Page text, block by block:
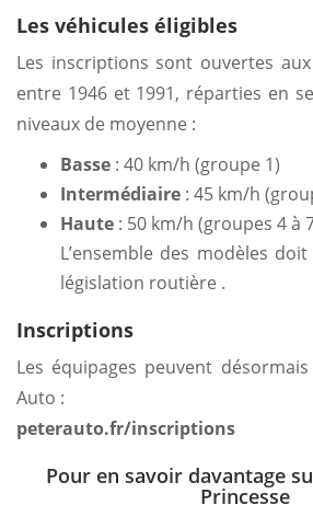
Les véhicules éligibles
Les inscriptions sont ouvertes
entre 1946 et 1991, réparties en
niveaux de moyenne :
Basse : 40 km/h (groupe 1)
Intermédiaire : 45 km/h
Haute : 50 km/h (groupes 4 à
L’ensemble des modèles
législation routière .
Inscriptions
Les équipages peuvent
Auto :
peterauto.fr/inscriptions
Pour en savoir davantage
Princesse